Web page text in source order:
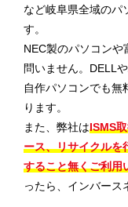
など岐阜県全域のパ
す。
NEC製のパソコン
問いません。DELL
自作パソコンでも無
ります。
また、弊社はISMS
ース、リサイクルを
すること無くご利用
ったら、インバース